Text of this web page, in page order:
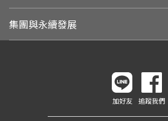
集團與永續發展
加好友 追蹤我們